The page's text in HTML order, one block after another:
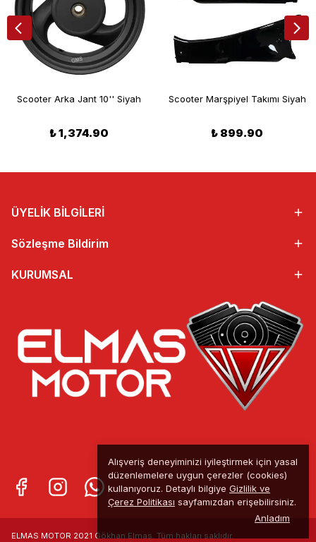
Alışveriş deneyiminizi iyileştirmek için yasal
düzenlemelere uygun çerezler (cookies)
kullanıyoruz. Detaylı bilgiye Gizlilik ve
Çerez Politikası sayfamızdan erişebilirsiniz.
Anladım
Scooter Arka Jant 10'' Siyah
₺ 1,374.90
Scooter Marşpiyel Takımı Siyah
₺ 899.90
ÜYELİK BİLGİLERİ
Sözleşme Bildirim
KURUMSAL
ELMAS MOTOR 2021 Gökhan Elmas. Tüm hakları saklıdır.